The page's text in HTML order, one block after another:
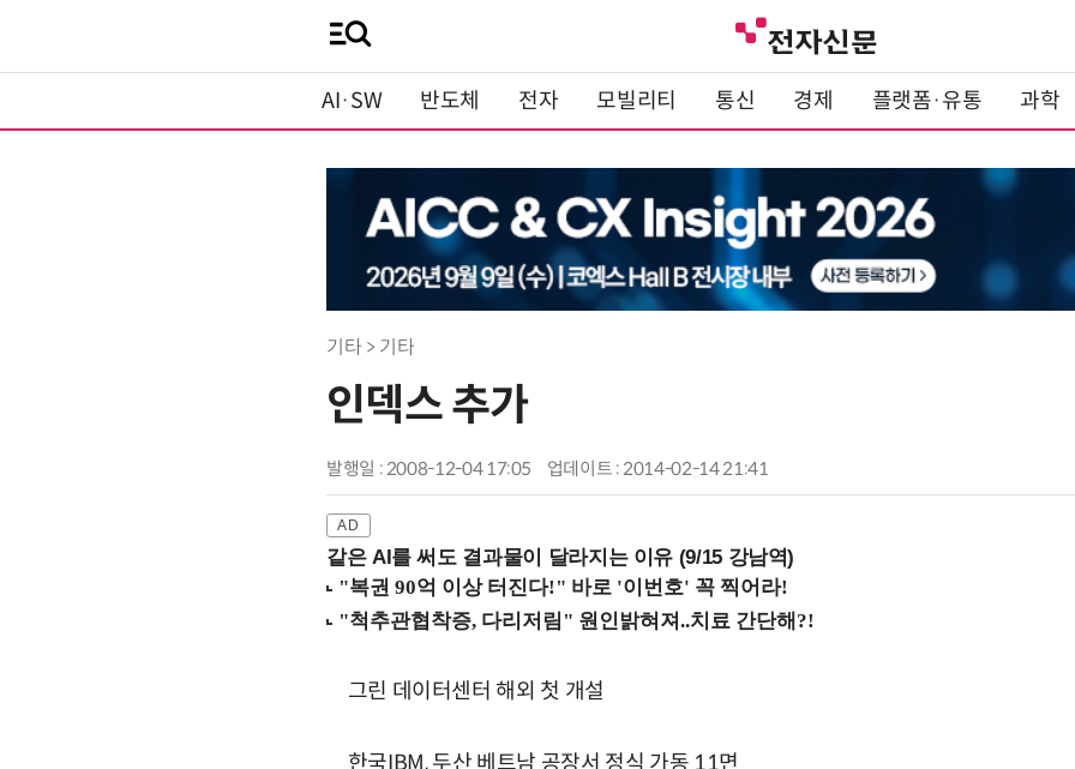
AI·SW 반도체 전자 모빌리티 통신 경제 플랫폼·유통 과학
기타 > 기타
인덱스 추가
발행일 : 2008-12-04 17:05 업데이트 : 2014-02-14 21:41
같은 AI를 써도 결과물이 달라지는 이유 (9/15 강남역)
그린 데이터센터 해외 첫 개설
한국IBM, 두산 베트남 공장서 정식 가동 11면